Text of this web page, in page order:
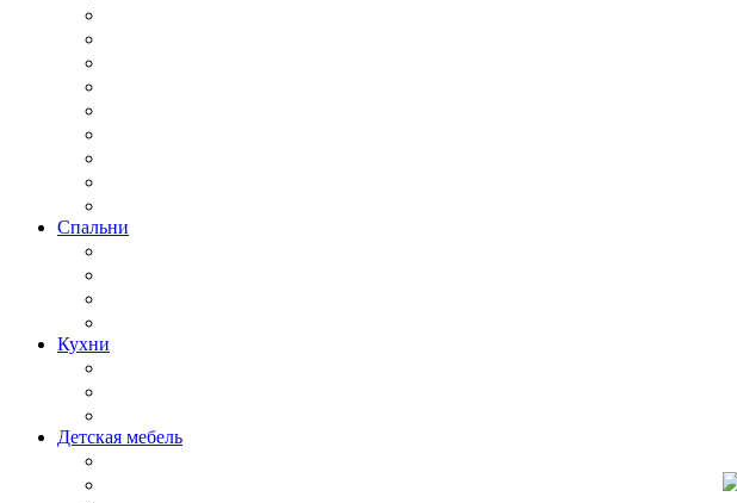
Спальни
Кухни
Детская мебель